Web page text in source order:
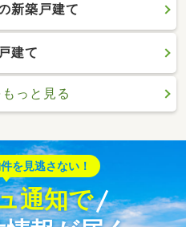
新築戸建て
建て
もっと見る
を見逃さない！
通知で